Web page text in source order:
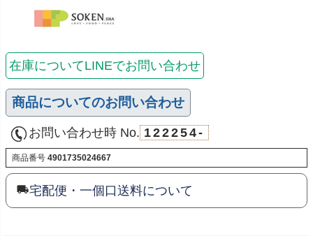
在庫についてLINEでお問い合わせ
商品についてのお問い合わせ
お問い合わせ時 No. 122254-
商品番号 4901735024667
宅配便・一個口送料について